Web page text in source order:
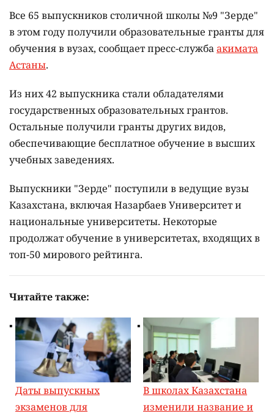
Все 65 выпускников столичной школы №9 "Зерде"
в этом году получили образовательные гранты для
обучения в вузах, сообщает пресс-службаакимата
Астаны.
Из них 42 выпускника стали обладателями
государственных образовательных грантов.
Остальные получили гранты других видов,
обеспечивающие бесплатное обучение в высших
учебных заведениях.
Выпускники "Зерде" поступили в ведущие вузы
Казахстана, включая Назарбаев Университет и
национальные университеты. Некоторые
продолжат обучение в университетах, входящих в
топ-50 мирового рейтинга.
Читайте также:
Даты выпускных
экзаменов для
В школах Казахстана
изменили название и